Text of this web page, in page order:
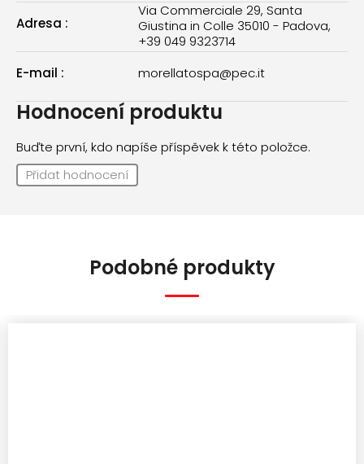
Adresa :
Via Commerciale 29, Santa
Giustina in Colle 35010 - Padova,
+39 049 9323714
E-mail : morellatospa@pec.it
Hodnocení produktu
Buďte první, kdo napíše příspěvek k této položce.
Přidat hodnocení
Podobné produkty